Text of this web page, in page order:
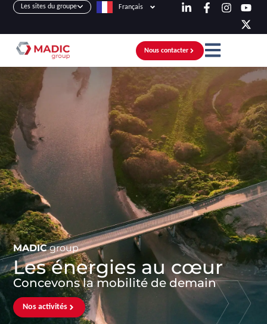
Les sites du groupe Français
Nous contacter
MADIC group
Les énergies au cœur
Concevons la mobilité de demain
Nos activités